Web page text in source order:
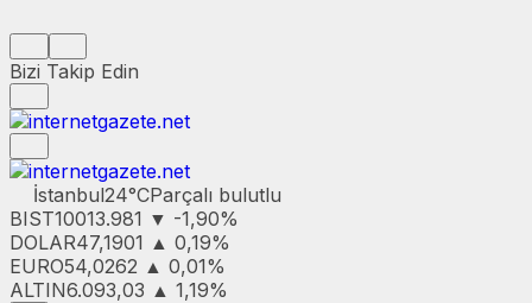
Bizi Takip Edin
İstanbul24°CParçalı bulutlu
BIST10013.981 ▼ -1,90%
DOLAR47,1901 ▲ 0,19%
EURO54,0262 ▲ 0,01%
ALTIN6.093,03 ▲ 1,19%